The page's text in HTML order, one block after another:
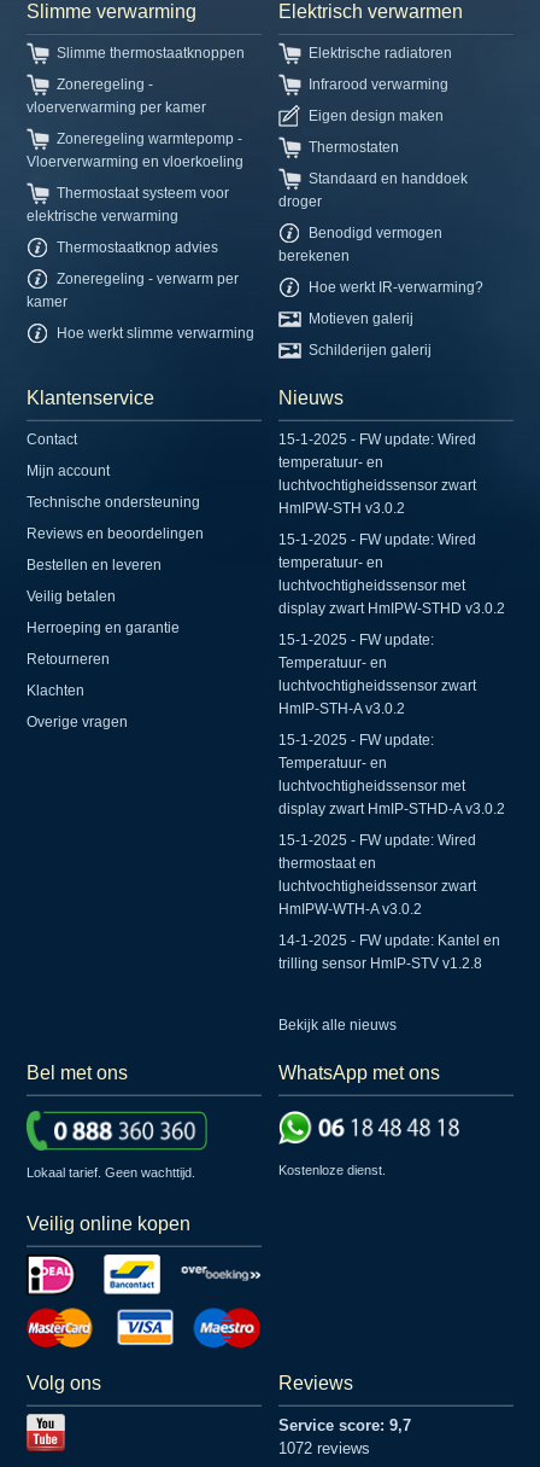
Slimme verwarming
Slimme thermostaatknoppen
Zoneregeling -
vloerverwarming per kamer
Zoneregeling warmtepomp -
Vloerverwarming en vloerkoeling
Thermostaat systeem voor
elektrische verwarming
Thermostaatknop advies
Zoneregeling - verwarm per
kamer
Hoe werkt slimme verwarming
Elektrisch verwarmen
Elektrische radiatoren
Infrarood verwarming
Eigen design maken
Thermostaten
Standaard en handdoek
droger
Benodigd vermogen
berekenen
Hoe werkt IR-verwarming?
Motieven galerij
Schilderijen galerij
Klantenservice
Contact
Mijn account
Technische ondersteuning
Reviews en beoordelingen
Bestellen en leveren
Veilig betalen
Herroeping en garantie
Retourneren
Klachten
Overige vragen
Nieuws
15-1-2025 - FW update: Wired
temperatuur- en
luchtvochtigheidssensor zwart
HmIPW-STH v3.0.2
15-1-2025 - FW update: Wired
temperatuur- en
luchtvochtigheidssensor met
display zwart HmIPW-STHD v3.0.2
15-1-2025 - FW update:
Temperatuur- en
luchtvochtigheidssensor zwart
HmIP-STH-A v3.0.2
15-1-2025 - FW update:
Temperatuur- en
luchtvochtigheidssensor met
display zwart HmIP-STHD-A v3.0.2
15-1-2025 - FW update: Wired
thermostaat en
luchtvochtigheidssensor zwart
HmIPW-WTH-A v3.0.2
14-1-2025 - FW update: Kantel en
trilling sensor HmIP-STV v1.2.8
Bekijk alle nieuws
Bel met ons
Lokaal tarief. Geen wachttijd.
WhatsApp met ons
Kostenloze dienst.
Veilig online kopen
Volg ons Reviews
Service score: 9,7
1072 reviews